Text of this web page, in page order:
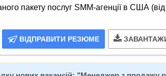
пакету послуг SMM-агенції в США
ВІДПРАВИТИ РЕЗЮМЕ